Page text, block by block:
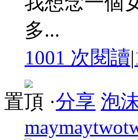
多...
1001 次閱讀|
置頂 ·分享 泡